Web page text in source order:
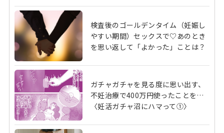
検査後のゴールデンタイム（妊娠し
やすい期間）セックスで♡あのとき
を思い返して「よかった」ことは？
ガチャガチャを見る度に思い出す、
不妊治療で400万円使ったことを…
〈妊活ガチャ沼にハマって①〉